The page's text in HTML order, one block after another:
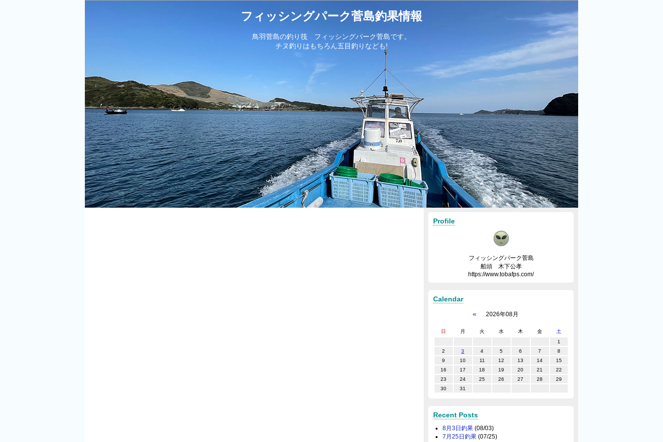
フィッシングパーク菅島釣果情報
鳥羽菅島の釣り筏 フィッシングパーク菅島です。
チヌ釣りはもちろん五目釣りなども!
Profile
フィッシングパーク菅島
船頭 木下公孝
https://www.tobafps.com/
Calendar
«
2026年08月
日 月 火 水 木 金
土
1
2
3 4 5 6 7
8
9
10 11 12 13 14
15
16
17 18 19 20 21
22
23
24 25 26 27 28
29
30
31
Recent Posts
8月3日釣果 (08/03)
7月25日釣果 (07/25)